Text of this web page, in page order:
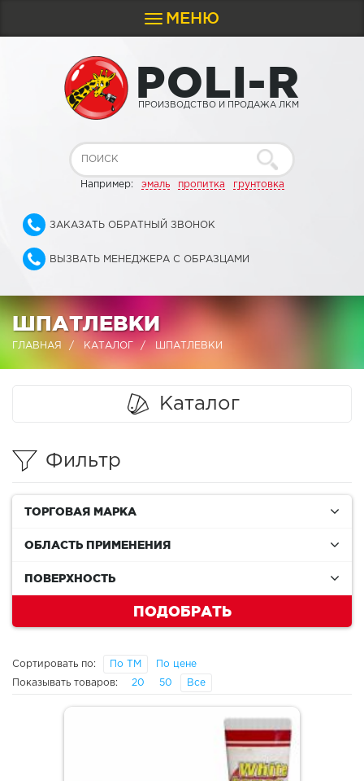
Toggle
navigation
МЕНЮ
POLI-R
ПРОИЗВОДСТВО И ПРОДАЖА ЛКМ
Например: эмаль пропитка грунтовка
ЗАКАЗАТЬ ОБРАТНЫЙ ЗВОНОК
ВЫЗВАТЬ МЕНЕДЖЕРА С ОБРАЗЦАМИ
ШПАТЛЕВКИ
ГЛАВНАЯ КАТАЛОГ ШПАТЛЕВКИ
Каталог
Фильтр
ТОРГОВАЯ МАРКА
ОБЛАСТЬ ПРИМЕНЕНИЯ
ПОВЕРХНОСТЬ
ПОДОБРАТЬ
Сортировать по: По ТМ По цене
Показывать товаров: 20 50 Все